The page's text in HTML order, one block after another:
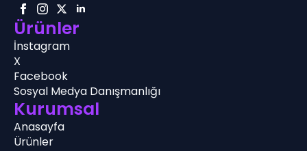
Ürünler
İnstagram
X
Facebook
Sosyal Medya Danışmanlığı
Kurumsal
Anasayfa
Ürünler